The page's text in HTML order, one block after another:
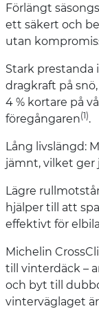
Förlängt
ett säkert och
utan
Stark prestanda
dragkraft på
4 % kortare på
föregångaren(1).
Lång livslängd:
jämnt, vilket ger
Lägre
hjälper till att
effektivt för
Michelin
till vinterdäck –
och byt till
vinterväglaget